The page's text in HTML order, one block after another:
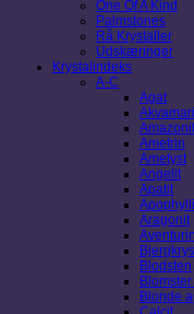
One Of A Kind
Palmstones
Rå Krystaller
Udskæringer
Krystalindeks
A-C
Agat
Amazonit
Ametrin
Ametyst
Angelit
Apatit
Aragonit
Aventurin
Blodsten
Blomster
Blonde